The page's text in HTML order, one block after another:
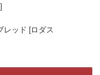
レッド [ロダス